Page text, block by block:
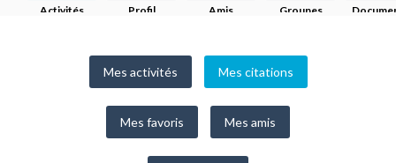
Activités Profil Amis Groupes
Mes activités Mes citations
Mes favoris Mes amis